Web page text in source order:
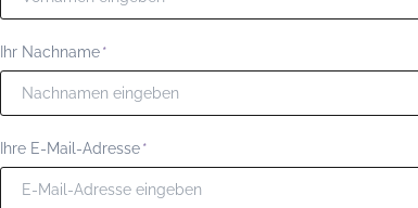
Pflichtfeld
Ihr Nachname*
Pflichtfeld
Ihre E-Mail-Adresse*